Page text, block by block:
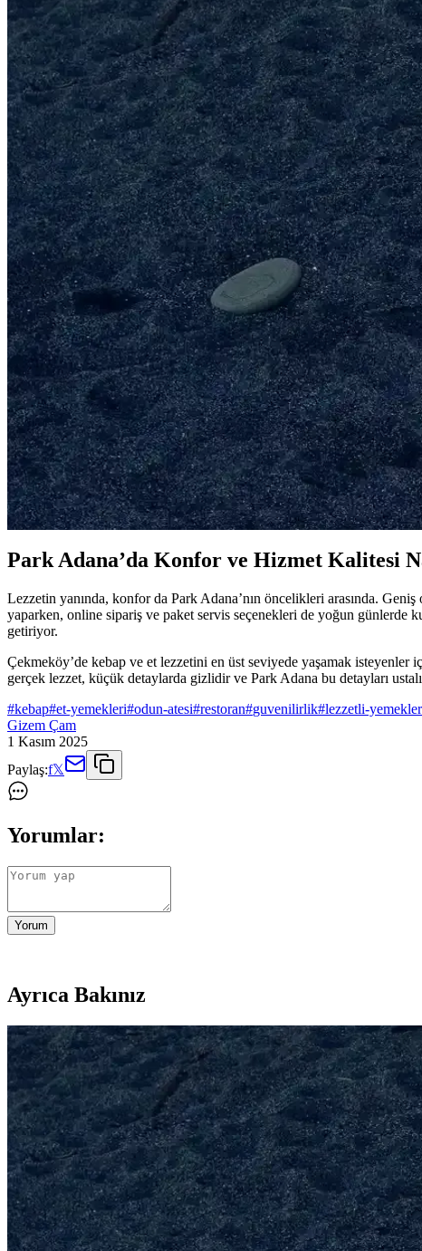
Evde kaliteli Beyti kebap yapmak için malzeme seçimi ve pişirme
Beyti Eti Seçimi ve Evde Kaliteli Kebap Yapmanın
Süpermarketlerdeki Beyti eti seçenekleri ve doğru seçimle evde lezzetli
Evde Kaliteli Kebap İçin Et Seçimi ve Püf Noktaları
Kebap yaparken etin tazeliği ve kalitesi önemli. Doğru seçim ve
Evde Kebap Yapımında Beyti Eti Kullanımı ve Lezzetli
Beyti eti, yüksek kalite ve tazelikle evde kebap yapımını kolaylaştırır,
Evde Kebap Yapımı İçin Doğru Et Seçimi ve Püf
Evde kebap yaparken en önemli adımlardan biri doğru et seçimi. Taze,
Beyti Kebabı İçin En Uygun Kuzu Eti Seçimi ve
Beyti kebabının lezzetli ve sağlıklı olması için taze, yeterince yağlı
Özkan Şalgam 1 lt Acılı Şalgam Suyu: Geleneksel
Özkan Şalgam 1 litrelik acılı şalgam suyu, geleneksel tariflere uygun,
2025'te Et Soslarıyla Sofralarınızı Şölene
Et soslarının büyülü dünyasını keşfedin, lezzeti artıran tariflerle
Park Adana’da Konfor ve Hizmet Kalitesi
Lezzetin yanında, konfor da Park Adana’nın öncelikleri arasında.
yaparken, online sipariş ve paket servis seçenekleri de yoğun günlerde
getiriyor.
Çekmeköy’de kebap ve et lezzetini en üst seviyede yaşamak
gerçek lezzet, küçük detaylarda gizlidir ve Park Adana bu detayları
#kebap#et-yemekleri#odun-atesi#restoran#guvenilirlik#lezzetli-yemekler
Gizem Çam
1 Kasım 2025
Paylaş:f𝕏
Yorumlar:
Yorum
Ayrıca Bakınız
Evde Kaliteli Beyti Kebabı Yapmanın Temel Yolları ve
Evde kaliteli Beyti kebap yapmak için malzeme seçimi ve pişirme
Beyti Eti Seçimi ve Evde Kaliteli Kebap Yapmanın
Süpermarketlerdeki Beyti eti seçenekleri ve doğru seçimle evde lezzetli
Evde Kaliteli Kebap İçin Et Seçimi ve Püf Noktaları
Kebap yaparken etin tazeliği ve kalitesi önemli. Doğru seçim ve